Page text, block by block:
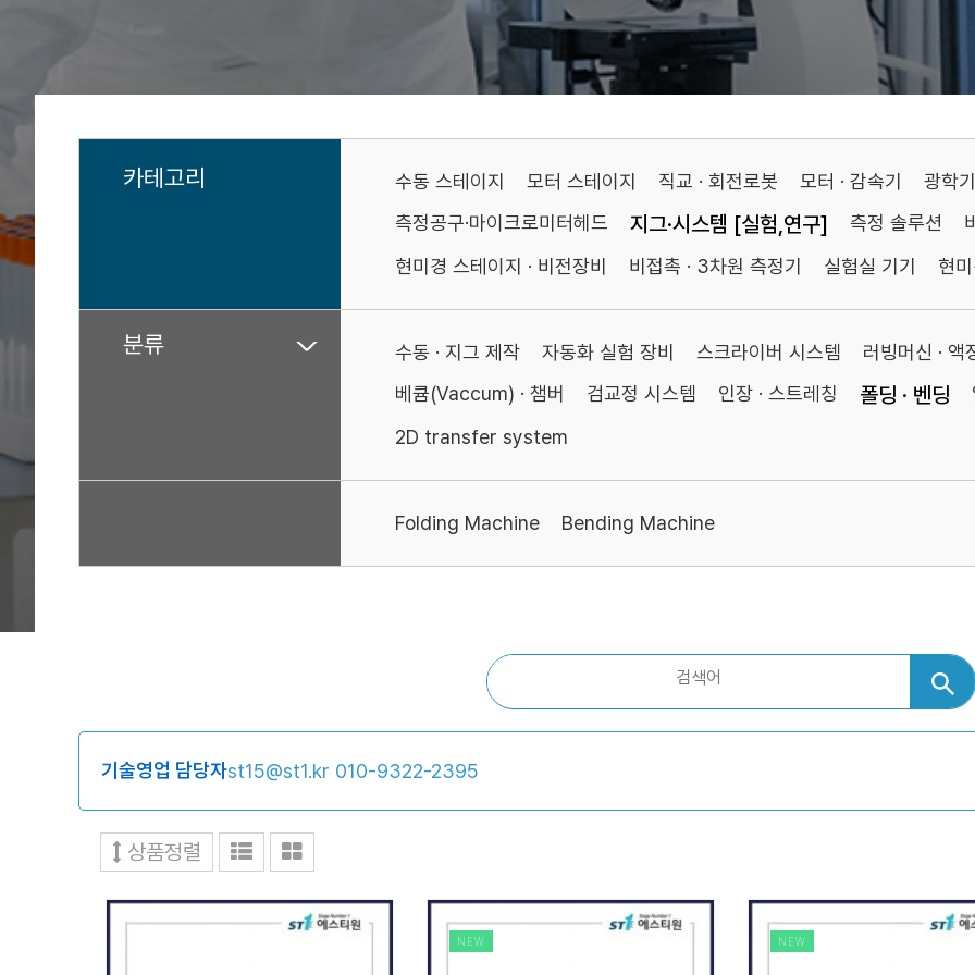
카테고리 수동 스테이지 모터 스테이지 직교 · 회전로봇 모터 · 감속기
광학
측정공구·마이크로미터헤드
지그·시스템 [실험,연구] 측정 솔루션
현미경 스테이지 · 비전장비
비접촉 · 3차원 측정기 실험실 기기 현
분류 수동 · 지그 제작 자동화 실험 장비 스크라이버 시스템
러빙머신 · 액
베큠(Vaccum) · 챔버
검교정 시스템 인장 · 스트레칭 폴딩 · 벤딩
2D transfer system
Folding Machine Bending Machine
기술영업 담당자st15@st1.kr 010-9322-2395
상품정렬
NEW NEW